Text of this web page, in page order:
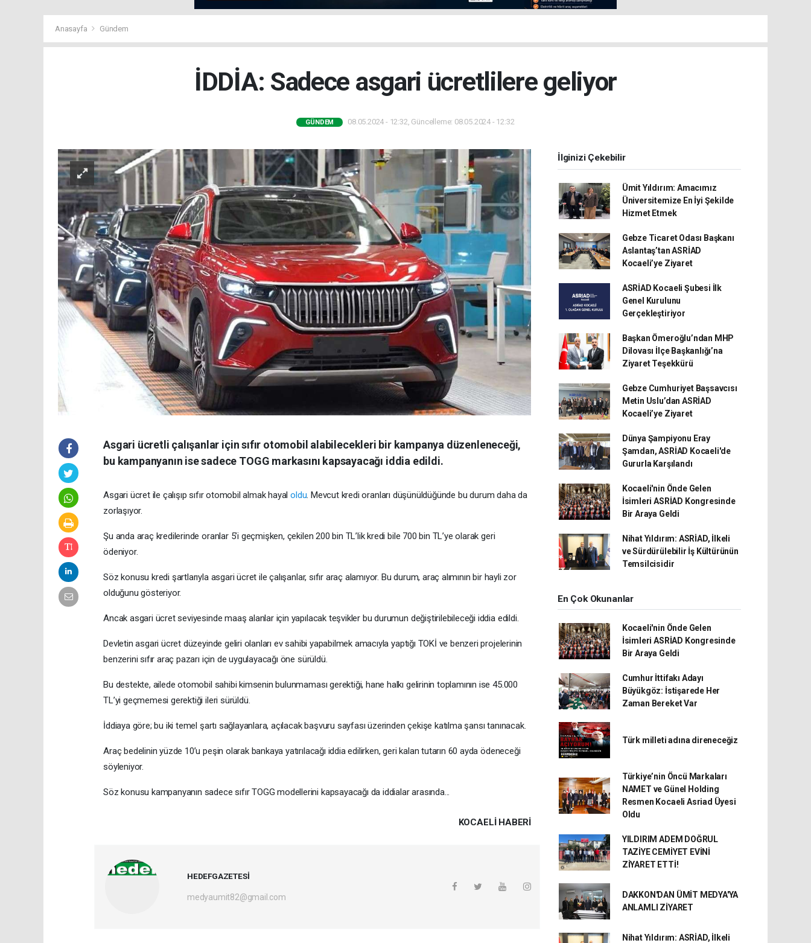
Anasayfa Gündem
İDDİA: Sadece asgari ücretlilere geliyor
GÜNDEM 08.05.2024 - 12:32, Güncelleme: 08.05.2024 - 12:32
Asgari ücretli çalışanlar için sıfır otomobil alabilecekleri bir kampanya düzenleneceği,
bu kampanyanın ise sadece TOGG markasını kapsayacağı iddia edildi.
Asgari ücret ile çalışıp sıfır otomobil almak hayaloldu. Mevcut kredi oranları düşünüldüğünde bu durum daha da
zorlaşıyor.
Şu anda araç kredilerinde oranlar 5’i geçmişken, çekilen 200 bin TL’lik kredi bile 700 bin TL’ye olarak geri
ödeniyor.
Söz konusu kredi şartlarıyla asgari ücret ile çalışanlar, sıfır araç alamıyor. Bu durum, araç alımının bir hayli zor
olduğunu gösteriyor.
Ancak asgari ücret seviyesinde maaş alanlar için yapılacak teşvikler bu durumun değiştirilebileceği iddia edildi.
Devletin asgari ücret düzeyinde geliri olanları ev sahibi yapabilmek amacıyla yaptığı TOKİ ve benzeri projelerinin
benzerini sıfır araç pazarı için de uygulayacağı öne sürüldü.
Bu destekte, ailede otomobil sahibi kimsenin bulunmaması gerektiği, hane halkı gelirinin toplamının ise 45.000
TL’yi geçmemesi gerektiği ileri sürüldü.
İddiaya göre; bu iki temel şartı sağlayanlara, açılacak başvuru sayfası üzerinden çekişe katılma şansı tanınacak.
Araç bedelinin yüzde 10’u peşin olarak bankaya yatırılacağı iddia edilirken, geri kalan tutarın 60 ayda ödeneceği
söyleniyor.
Söz konusu kampanyanın sadece sıfır TOGG modellerini kapsayacağı da iddialar arasında...
KOCAELI HABERİ
HEDEFGAZETESİ
medyaumit82@gmail.com
İlginizi Çekebilir
Ümit Yıldırım: Amacımız
Üniversitemize En İyi Şekilde
Hizmet Etmek
Gebze Ticaret Odası Başkanı
Aslantaş’tan ASRİAD
Kocaeli’ye Ziyaret
ASRİAD Kocaeli Şubesi İlk
Genel Kurulunu
Gerçekleştiriyor
Başkan Ömeroğlu’ndan MHP
Dilovası İlçe Başkanlığı’na
Ziyaret Teşekkürü
Gebze Cumhuriyet Başsavcısı
Metin Uslu’dan ASRİAD
Kocaeli’ye Ziyaret
Dünya Şampiyonu Eray
Şamdan, ASRİAD Kocaeli'de
Gururla Karşılandı
Kocaeli'nin Önde Gelen
İsimleri ASRİAD Kongresinde
Bir Araya Geldi
Nihat Yıldırım: ASRİAD, İlkeli
ve Sürdürülebilir İş Kültürünün
Temsilcisidir
En Çok Okunanlar
Kocaeli'nin Önde Gelen
İsimleri ASRİAD Kongresinde
Bir Araya Geldi
Cumhur İttifakı Adayı
Büyükgöz: İstişarede Her
Zaman Bereket Var
Türk milleti adına direneceğiz
Türkiye’nin Öncü Markaları
NAMET ve Günel Holding
Resmen Kocaeli Asriad Üyesi
Oldu
YILDIRIM ADEM DOĞRUL
TAZİYE CEMİYET EVİNİ
ZİYARET ETTİ!
DAKKON'DAN ÜMİT MEDYA'YA
ANLAMLI ZİYARET
Nihat Yıldırım: ASRİAD, İlkeli